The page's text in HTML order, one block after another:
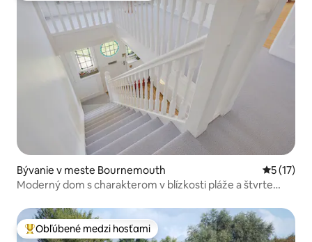
Bývanie v meste Bournemouth
5 (17)
Moderný dom s charakterom v blízkosti pláže a štvrte
Najobľúbenejšie medzi hosťami
Obľúbené medzi hosťami